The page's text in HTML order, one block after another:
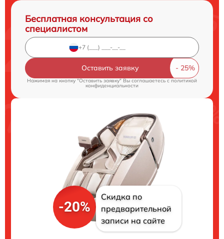
Бесплатная консультация со
специалистом
Оставить заявку
Нажимая на кнопку "Оставить заявку" Вы соглашаетесь cполитикой
конфиденциальности
-20%
Скидка по
предварительной
записи на сайте